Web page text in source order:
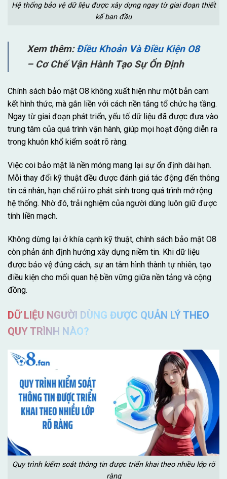
Hệ thống bảo vệ dữ liệu được xây dựng ngay từ giai đoạn thiết
kế ban đầu
Xem thêm:Điều Khoản Và Điều Kiện O8
– Cơ Chế Vận Hành Tạo Sự Ổn Định
Chính sách bảo mật O8 không xuất hiện như một bản cam
kết hình thức, mà gắn liền với cách nền tảng tổ chức hạ tầng.
Ngay từ giai đoạn phát triển, yếu tố dữ liệu đã được đưa vào
trung tâm của quá trình vận hành, giúp mọi hoạt động diễn ra
trong khuôn khổ kiểm soát rõ ràng.
Việc coi bảo mật là nền móng mang lại sự ổn định dài hạn.
Mỗi thay đổi kỹ thuật đều được đánh giá tác động đến thông
tin cá nhân, hạn chế rủi ro phát sinh trong quá trình mở rộng
hệ thống. Nhờ đó, trải nghiệm của người dùng luôn giữ được
tính liền mạch.
Không dừng lại ở khía cạnh kỹ thuật, chính sách bảo mật O8
còn phản ánh định hướng xây dựng niềm tin. Khi dữ liệu
được bảo vệ đúng cách, sự an tâm hình thành tự nhiên, tạo
điều kiện cho mối quan hệ bền vững giữa nền tảng và cộng
đồng.
DỮ LIỆU NGƯỜI DÙNG ĐƯỢC QUẢN LÝ THEO
QUY TRÌNH NÀO?
Quy trình kiểm soát thông tin được triển khai theo nhiều lớp rõ
ràng